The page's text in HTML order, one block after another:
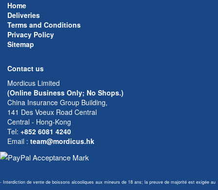
Home
Deliveries
Terms and Conditions
Privacy Policy
Sitemap
Contact us
Mordicus Limited
(Online Business Only; No Shops.)
China Insurance Group Building,
141 Des Voeux Road Central
Central - Hong-Kong
Tel: +852 6081 4240
Email : team@mordicus.hk
- Interdiction de vente de boissons alcooliques aux mineurs de 18 ans; la preuve de majorité est exigée au